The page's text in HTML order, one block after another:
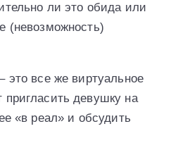
ли это обида или
(невозможность)
это все же виртуальное
девушку на
«в реал» и обсудить